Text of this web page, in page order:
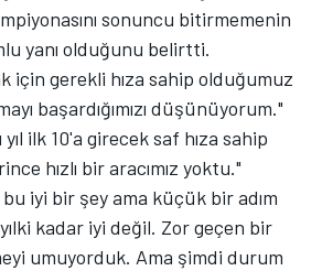
sonuncu bitirmemenin
yanı olduğunu belirtti.
için gerekli hıza sahip olduğumuz
başardığımızı düşünüyorum."
ilk 10'a girecek saf hıza sahip
hızlı bir aracımız yoktu."
iyi bir şey ama küçük bir adım
kadar iyi değil. Zor geçen bir
umuyorduk. Ama şimdi durum